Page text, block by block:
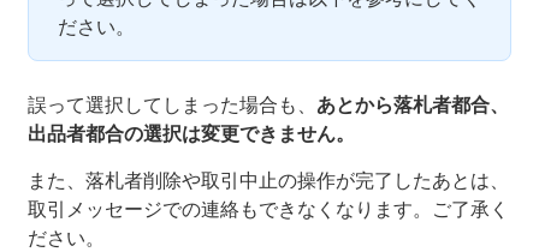
ださい。
誤って選択してしまった場合も、 あとから落札者都合、
出品者都合の選択は変更できません。
また、落札者削除や取引中止の操作が完了したあとは、
取引メッセージでの連絡もできなくなります。ご了承く
ださい。